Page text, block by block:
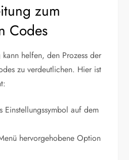
zum
Codes
helfen, den Prozess der
zu verdeutlichen. Hier ist
Einstellungssymbol auf dem
hervorgehobene Option